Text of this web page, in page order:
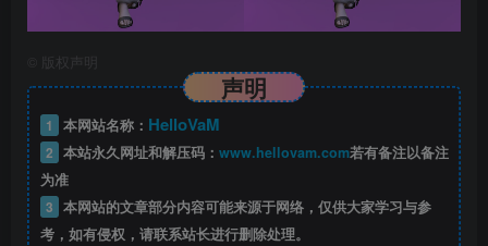
版权声明
声明
1 本网站名称： HelloVaM
2 本站永久网址和解压码： www.hellovam.com若有备注以备注
为准
3 本网站的文章部分内容可能来源于网络，仅供大家学习与参
考，如有侵权，请联系站长进行删除处理。